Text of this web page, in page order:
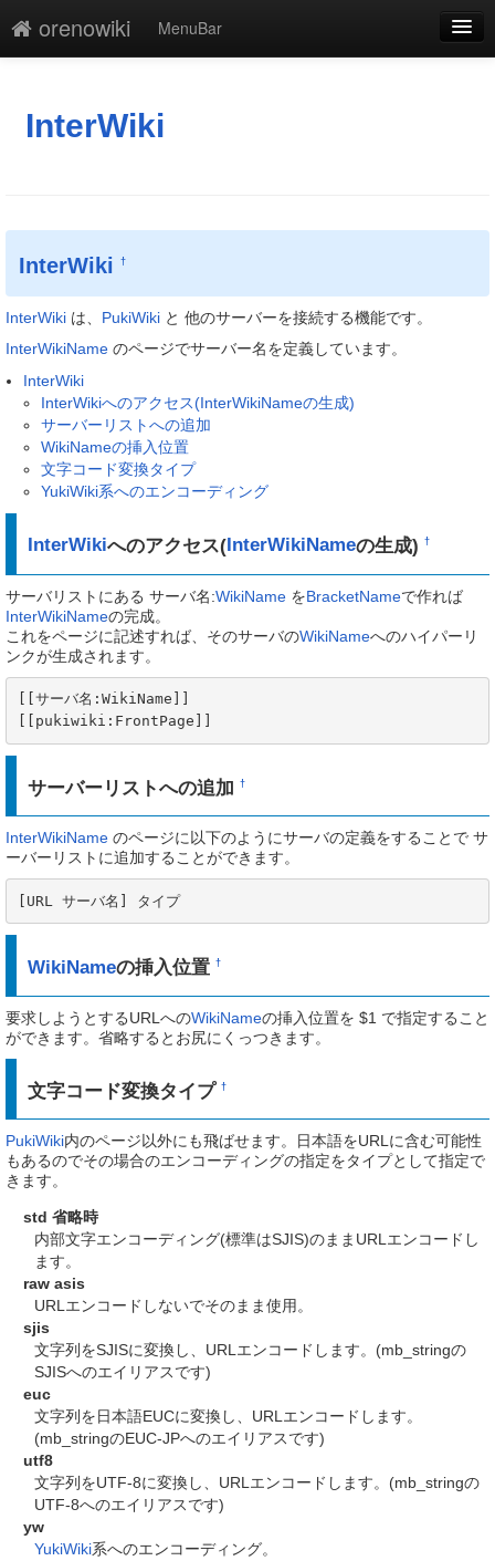
orenowiki
MenuBar
添付
一覧
単語検索
InterWiki
InterWiki †
InterWiki は、 PukiWiki と 他のサーバーを接続する機能です。
InterWikiName のページでサーバー名を定義しています。
InterWiki
InterWikiへのアクセス(InterWikiNameの生成)
サーバーリストへの追加
WikiNameの挿入位置
文字コード変換タイプ
YukiWiki系へのエンコーディング
InterWikiへのアクセス( InterWikiNameの生成)†
サーバリストにある サーバ名:WikiName をBracketNameで作れば
InterWikiNameの完成。
これをページに記述すれば、そのサーバのWikiNameへのハイパーリ
ンクが生成されます。
[[サーバ名:WikiName]]
[[pukiwiki:FrontPage]]
サーバーリストへの追加†
InterWikiName のページに以下のようにサーバの定義をすることで サ
ーバーリストに追加することができます。
[URL サーバ名] タイプ
WikiNameの挿入位置†
要求しようとするURLへのWikiNameの挿入位置を $1 で指定すること
ができます。省略するとお尻にくっつきます。
文字コード変換タイプ†
PukiWiki内のページ以外にも飛ばせます。日本語をURLに含む可能性
もあるのでその場合のエンコーディングの指定をタイプとして指定で
きます。
std 省略時
内部文字エンコーディング(標準はSJIS)のままURLエンコードし
ます。
raw asis
URLエンコードしないでそのまま使用。
sjis
文字列をSJISに変換し、URLエンコードします。(mb_stringの
SJISへのエイリアスです)
euc
文字列を日本語EUCに変換し、URLエンコードします。
(mb_stringのEUC-JPへのエイリアスです)
utf8
文字列をUTF-8に変換し、URLエンコードします。(mb_stringの
UTF-8へのエイリアスです)
yw
YukiWiki系へのエンコーディング。